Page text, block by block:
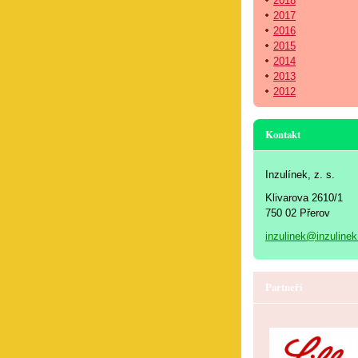
2017
2016
2015
2014
2013
2012
Kontakt
Inzulínek, z. s.
Klivarova 2610/1
750 02 Přerov
Partneři